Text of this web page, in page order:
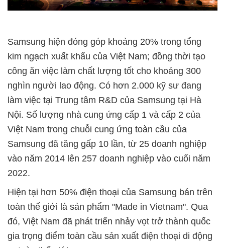
Samsung hiện đóng góp khoảng 20% trong tổng
kim ngạch xuất khẩu của Việt Nam; đồng thời tạo
công ăn việc làm chất lượng tốt cho khoảng 300
nghìn người lao động. Có hơn 2.000 kỹ sư đang
làm việc tại Trung tâm R&D của Samsung tại Hà
Nội. Số lượng nhà cung ứng cấp 1 và cấp 2 của
Việt Nam trong chuỗi cung ứng toàn cầu của
Samsung đã tăng gấp 10 lần, từ 25 doanh nghiệp
vào năm 2014 lên 257 doanh nghiệp vào cuối năm
2022.
Hiện tại hơn 50% điện thoại của Samsung bán trên
toàn thế giới là sản phẩm "Made in Vietnam". Qua
đó, Việt Nam đã phát triển nhảy vọt trở thành quốc
gia trọng điểm toàn cầu sản xuất điện thoại di động